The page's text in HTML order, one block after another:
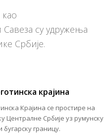
су удружења
Србије.
крајина
Крајина се простире на
Централне Србије уз румунску
бугарску границу.